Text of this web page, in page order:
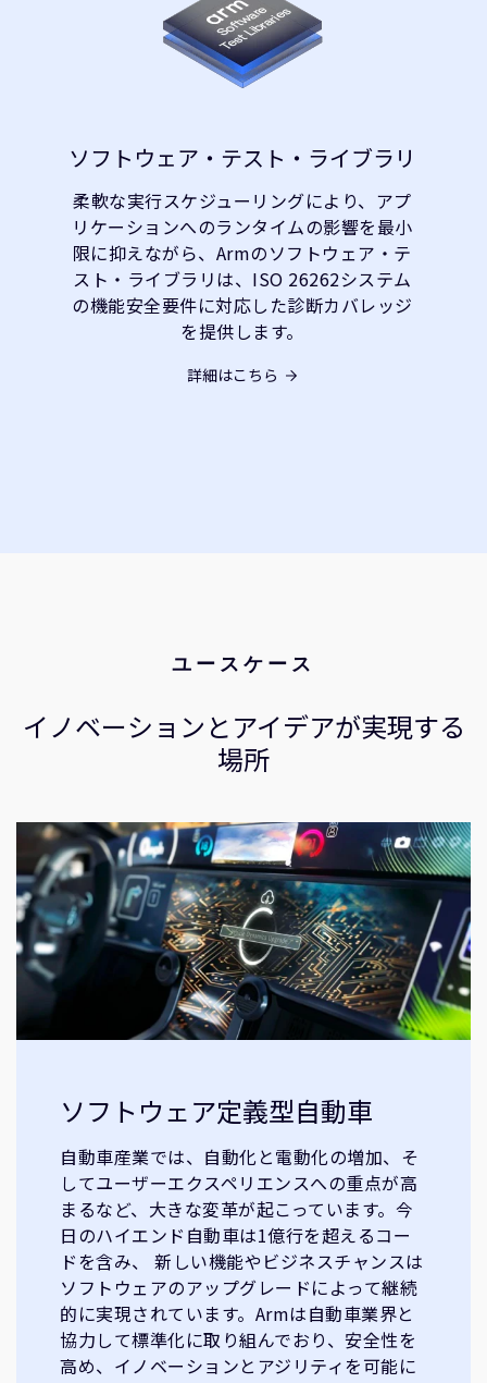
ソフトウェア・テスト・ライブラリ
柔軟な実行スケジューリングにより、アプ
リケーションへのランタイムの影響を最小
限に抑えながら、Armのソフトウェア・テ
スト・ライブラリは、ISO 26262システム
の機能安全要件に対応した診断カバレッジ
を提供します。
詳細はこちら
ユースケース
イノベーションとアイデアが実現する
場所
ソフトウェア定義型自動車
自動車産業では、自動化と電動化の増加、そ
してユーザーエクスペリエンスへの重点が高
まるなど、大きな変革が起こっています。今
日のハイエンド自動車は1億行を超えるコー
ドを含み、 新しい機能やビジネスチャンスは
ソフトウェアのアップグレードによって継続
的に実現されています。Armは自動車業界と
協力して標準化に取り組んでおり、安全性を
高め、イノベーションとアジリティを可能に